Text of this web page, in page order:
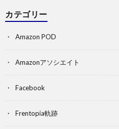
カテゴリー
Amazon POD
Amazonアソシエイト
Facebook
Frentopia軌跡